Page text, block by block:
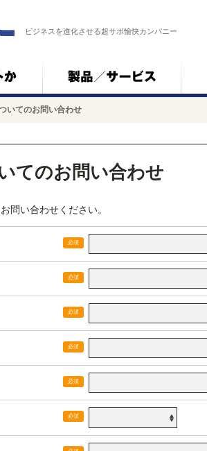
ビジネスを進化させる超サポ愉快カンパニー
いてのお問い合わせ
てのお問い合わせ
問い合わせください。